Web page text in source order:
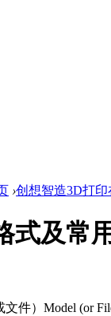
›创想智造3D打印
式及常
件）Model (or